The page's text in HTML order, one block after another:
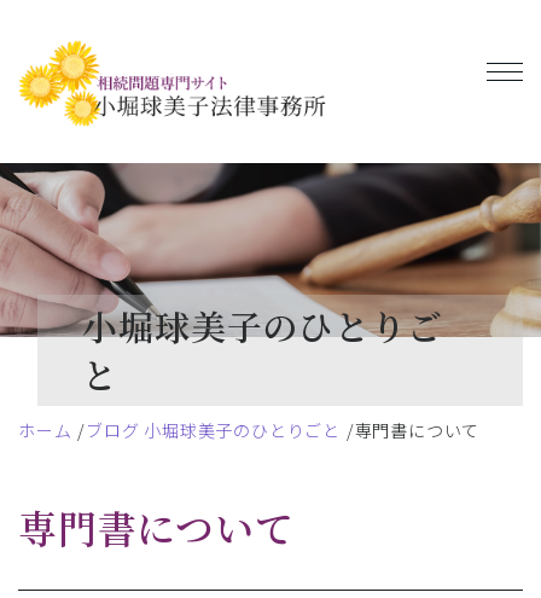
小堀球美子のひとりご
と
ホーム ブログ 小堀球美子のひとりごと 専門書について
専門書について